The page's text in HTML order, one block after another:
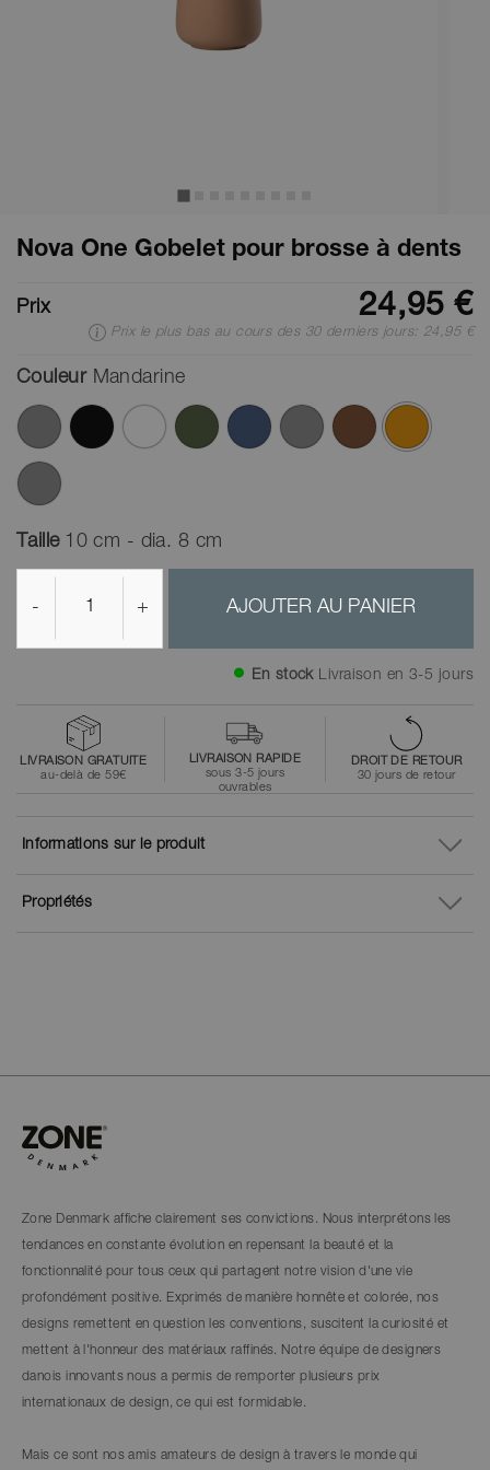
Nova One Gobelet pour brosse à dents
Prix 24,95 €
Prix le plus bas au cours des 30 derniers jours: 24,95 €
Couleur Mandarine
ont été
Taille 10 cm - dia. 8 cm
- + AJOUTER AU PANIER
En stock Livraison en 3-5 jours
LIVRAISON GRATUITE
au-delà de 59€
LIVRAISON RAPIDE
sous 3-5 jours
ouvrables
DROIT DE RETOUR
30 jours de retour
Propriétés
Informations sur le produit
Zone Denmark affiche clairement ses convictions. Nous interprétons les
tendances en constante évolution en repensant la beauté et la
fonctionnalité pour tous ceux qui partagent notre vision d'une vie
profondément positive. Exprimés de manière honnête et colorée, nos
designs remettent en question les conventions, suscitent la curiosité et
mettent à l'honneur des matériaux raffinés. Notre équipe de designers
danois innovants nous a permis de remporter plusieurs prix
internationaux de design, ce qui est formidable.
Mais ce sont nos amis amateurs de design à travers le monde qui